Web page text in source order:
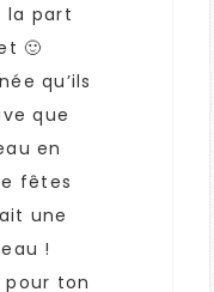
la part
🙂
qu’ils
que
en
fêtes
une
!
pour ton